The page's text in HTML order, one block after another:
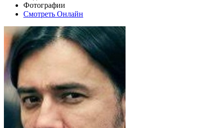
Фотографии
Смотреть Онлайн